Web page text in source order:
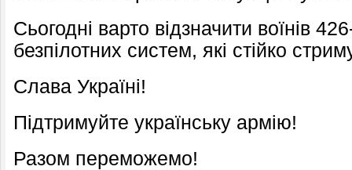
Сьогодні варто відзначити воїнів
безпілотних систем, які стійко
Слава Україні!
Підтримуйте українську армію!
Разом переможемо!